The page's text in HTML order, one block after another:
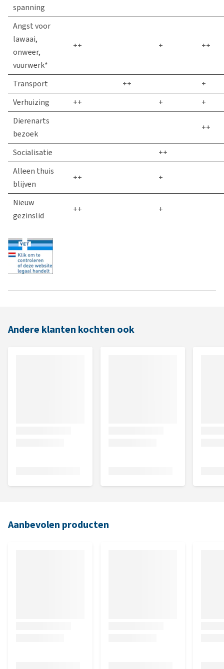
spanning
Angst voor
lawaai,
onweer,
vuurwerk*
++ + ++
Transport ++
+
Verhuizing
++ +
+
Dierenarts
bezoek
++
Socialisatie
++
Alleen thuis
blijven
++ +
Nieuw
gezinslid
++ +
Andere klanten kochten ook
Aanbevolen producten